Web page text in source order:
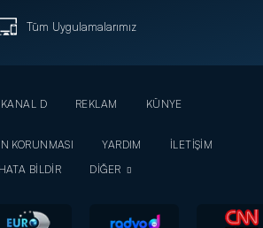
Tüm Uygulamalarımız
D REKLAM
KÜNYE
KORUNMASI
YARDIM
İLETİŞİM
HATA BİLDİR
DİĞER